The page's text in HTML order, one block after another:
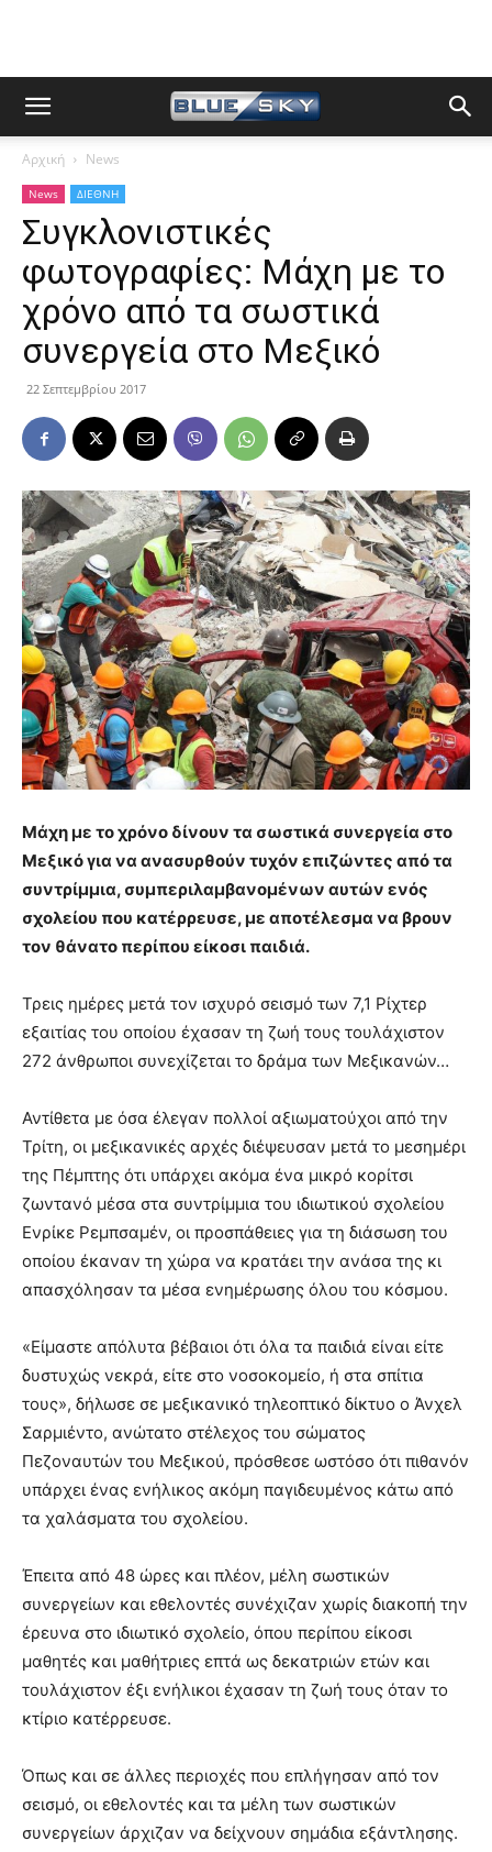
Αρχική News
News ΔΙΕΘΝΗ
Συγκλονιστικές
φωτογραφίες: Μάχη με το
χρόνο από τα σωστικά
συνεργεία στο Μεξικό
22 Σεπτεμβρίου 2017
Μάχη με το χρόνο δίνουν τα σωστικά συνεργεία στο
Μεξικό για να ανασυρθούν τυχόν επιζώντες από τα
συντρίμμια, συμπεριλαμβανομένων αυτών ενός
σχολείου που κατέρρευσε, με αποτέλεσμα να βρουν
τον θάνατο περίπου είκοσι παιδιά.
Τρεις ημέρες μετά τον ισχυρό σεισμό των 7,1 Ρίχτερ
εξαιτίας του οποίου έχασαν τη ζωή τους τουλάχιστον
272 άνθρωποι συνεχίζεται το δράμα των Μεξικανών…
Αντίθετα με όσα έλεγαν πολλοί αξιωματούχοι από την
Τρίτη, οι μεξικανικές αρχές διέψευσαν μετά το μεσημέρι
της Πέμπτης ότι υπάρχει ακόμα ένα μικρό κορίτσι
ζωντανό μέσα στα συντρίμμια του ιδιωτικού σχολείου
Ενρίκε Ρεμπσαμέν, οι προσπάθειες για τη διάσωση του
οποίου έκαναν τη χώρα να κρατάει την ανάσα της κι
απασχόλησαν τα μέσα ενημέρωσης όλου του κόσμου.
«Είμαστε απόλυτα βέβαιοι ότι όλα τα παιδιά είναι είτε
δυστυχώς νεκρά, είτε στο νοσοκομείο, ή στα σπίτια
τους», δήλωσε σε μεξικανικό τηλεοπτικό δίκτυο ο Άνχελ
Σαρμιέντο, ανώτατο στέλεχος του σώματος
Πεζοναυτών του Μεξικού, πρόσθεσε ωστόσο ότι πιθανόν
υπάρχει ένας ενήλικος ακόμη παγιδευμένος κάτω από
τα χαλάσματα του σχολείου.
Έπειτα από 48 ώρες και πλέον, μέλη σωστικών
συνεργείων και εθελοντές συνέχιζαν χωρίς διακοπή την
έρευνα στο ιδιωτικό σχολείο, όπου περίπου είκοσι
μαθητές και μαθήτριες επτά ως δεκατριών ετών και
τουλάχιστον έξι ενήλικοι έχασαν τη ζωή τους όταν το
κτίριο κατέρρευσε.
Όπως και σε άλλες περιοχές που επλήγησαν από τον
σεισμό, οι εθελοντές και τα μέλη των σωστικών
συνεργείων άρχιζαν να δείχνουν σημάδια εξάντλησης.